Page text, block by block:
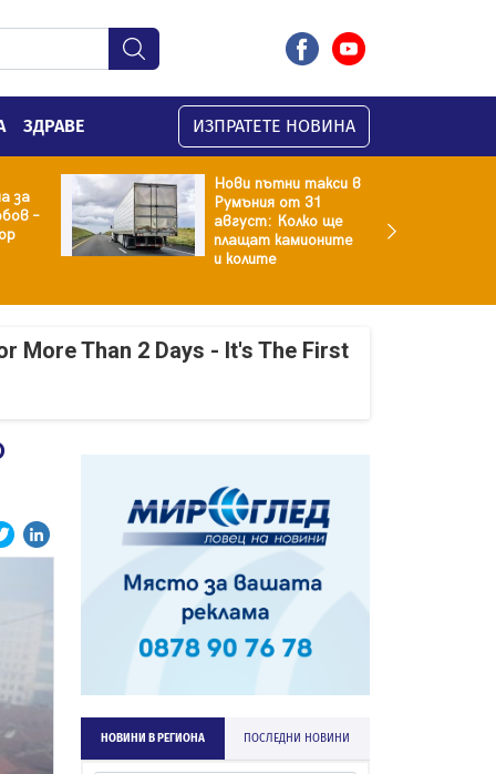
ЗДРАВЕ ИЗПРАТЕТЕ НОВИНА
за
–
Нови пътни такси в
Румъния от 31
август: Колко ще
плащат камионите
и колите
More Than 2 Days - It's The First
НОВИНИ В РЕГИОНА ПОСЛЕДНИ НОВИНИ